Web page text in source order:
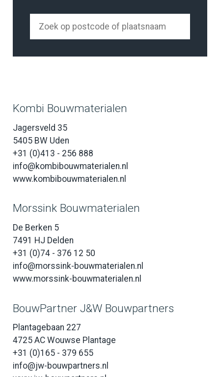
Kombi Bouwmaterialen
Jagersveld 35
5405 BW Uden
+31 (0)413 - 256 888
info@kombibouwmaterialen.nl
www.kombibouwmaterialen.nl
Morssink Bouwmaterialen
De Berken 5
7491 HJ Delden
+31 (0)74 - 376 12 50
info@morssink-bouwmaterialen.nl
www.morssink-bouwmaterialen.nl
BouwPartner J&W Bouwpartners
Plantagebaan 227
4725 AC Wouwse Plantage
+31 (0)165 - 379 655
info@jw-bouwpartners.nl